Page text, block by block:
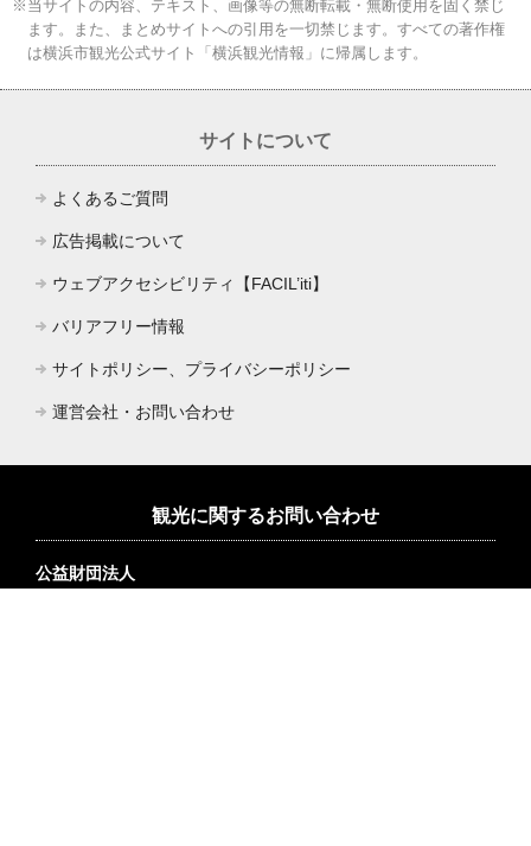
※当サイトの内容、テキスト、画像等の無断転載・無断使用を固く禁じ
ます。また、まとめサイトへの引用を一切禁じます。すべての著作権
は横浜市観光公式サイト「横浜観光情報」に帰属します。
サイトについて
よくあるご質問
広告掲載について
ウェブアクセシビリティ【FACIL’iti】
バリアフリー情報
サイトポリシー、プライバシーポリシー
運営会社・お問い合わせ
観光に関するお問い合わせ
公益財団法人